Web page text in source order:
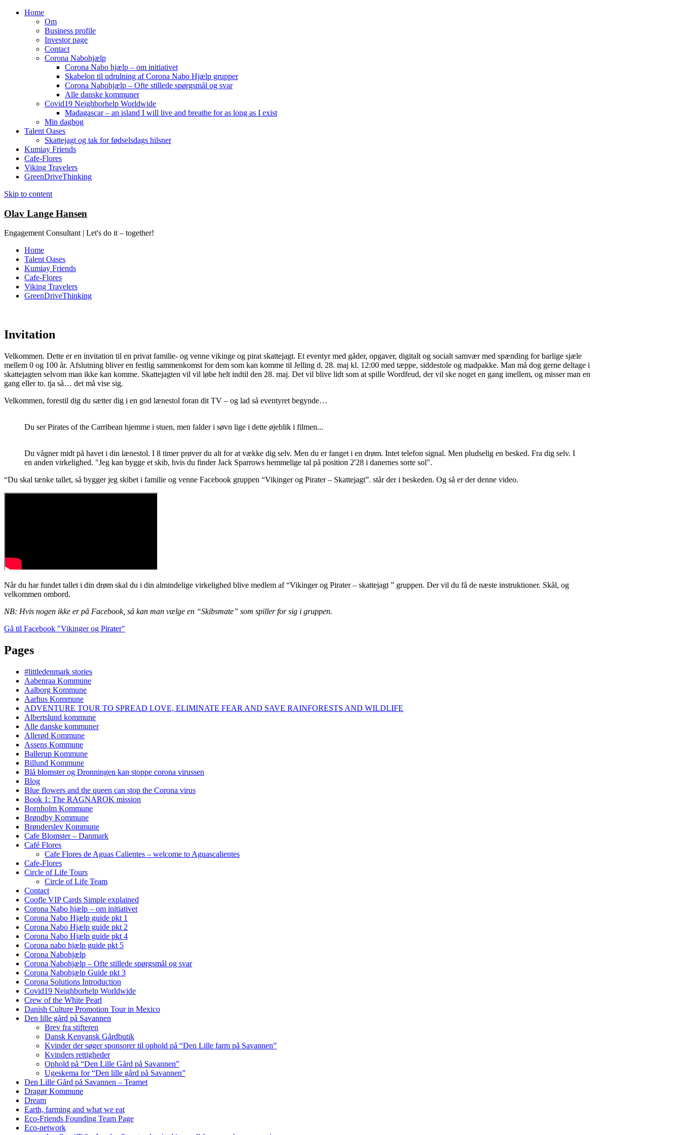
Home
Om
Business profile
Investor page
Contact
Corona Nabohjælp
Corona Nabo hjælp – om initiativet
Skabelon til udrulning af Corona Nabo Hjælp grupper
Corona Nabohjælp – Ofte stillede spørgsmål og svar
Alle danske kommuner
Covid19 Neighborhelp Worldwide
Madagascar – an island I will live and breathe for as long as I exist
Min dagbog
Talent Oases
Skattejagt og tak for fødselsdags hilsner
Kumiay Friends
Cafe-Flores
Viking Travelers
GreenDriveThinking
Skip to content
Olav Lange Hansen
Engagement Consultant | Let's do it – together!
Home
Talent Oases
Kumiay Friends
Cafe-Flores
Viking Travelers
GreenDriveThinking
Invitation
Velkommen. Dette er en invitation til en privat familie- og venne vikinge og pirat skattejagt. Et eventyr med gåder, opgaver, digitalt og socialt samvær med spænding for barlige sjæle
mellem 0 og 100 år. Afslutning bliver en festlig sammenkomst for dem som kan komme til Jelling d. 28. maj kl. 12:00 med tæppe, siddestole og madpakke. Man må dog gerne deltage i
skattejagten selvom man ikke kan komme. Skattejagten vil vil løbe helt indtil den 28. maj. Det vil blive lidt som at spille Wordfeud, der vil ske noget en gang imellem, og misser man en
gang eller to. tja så… det må vise sig.
Velkommen, forestil dig du sætter dig i en god lænestol foran dit TV – og lad så eventyret begynde…
Du ser Pirates of the Carribean hjemme i stuen, men falder i søvn lige i dette øjeblik i filmen...
Du vågner midt på havet i din lænestol. I 8 timer prøver du alt for at vække dig selv. Men du er fanget i en drøm. Intet telefon signal. Men pludselig en besked. Fra dig selv. I
en anden virkelighed. "Jeg kan bygge et skib, hvis du finder Jack Sparrows hemmelige tal på position 2'28 i danernes sorte sol".
“Du skal tænke tallet, så bygger jeg skibet i familie og venne Facebook gruppen “Vikinger og Pirater – Skattejagt”. står der i beskeden. Og så er der denne video.
Når du har fundet tallet i din drøm skal du i din almindelige virkelighed blive medlem af “Vikinger og Pirater – skattejagt ” gruppen. Der vil du få de næste instruktioner. Skål, og
velkommen ombord.
NB: Hvis nogen ikke er på Facebook, så kan man vælge en “Skibsmate” som spiller for sig i gruppen.
Gå til Facebook "Vikinger og Pirater"
Pages
#littledenmark stories
Aabenraa Kommune
Aalborg Kommune
Aarhus Kommune
ADVENTURE TOUR TO SPREAD LOVE, ELIMINATE FEAR AND SAVE RAINFORESTS AND WILDLIFE
Albertslund kommune
Alle danske kommuner
Allerød Kommune
Assens Kommune
Ballerup Kommune
Billund Kommune
Blå blomster og Dronningen kan stoppe corona virussen
Blog
Blue flowers and the queen can stop the Corona virus
Book 1: The RAGNAROK mission
Bornholm Kommune
Brøndby Kommune
Brønderslev Kommune
Cafe Blomster – Danmark
Café Flores
Cafe Flores de Aguas Calientes – welcome to Aguascalientes
Cafe-Flores
Circle of Life Tours
Circle of Life Team
Contact
Coofle VIP Cards Simple explained
Corona Nabo hjælp – om initiativet
Corona Nabo Hjælp guide pkt 1
Corona Nabo Hjælp guide pkt 2
Corona Nabo Hjælp guide pkt 4
Corona nabo hjælp guide pkt 5
Corona Nabohjælp
Corona Nabohjælp – Ofte stillede spørgsmål og svar
Corona Nabohjælp Guide pkt 3
Corona Solutions Introduction
Covid19 Neighborhelp Worldwide
Crew of the White Pearl
Danish Culture Promotion Tour in Mexico
Den lille gård på Savannen
Brev fra stifteren
Dansk Kenyansk Gårdbutik
Kvinder der søger sponsorer til ophold på “Den Lille farm på Savannen”
Kvinders rettigheder
Ophold på “Den Lille Gård på Savannen”
Ugeskema for “Den lille gård på Savannen”
Den Lille Gård på Savannen – Teamet
Dragør Kommune
Dream
Earth, farming and what we eat
Eco-Friends Founding Team Page
Eco-network